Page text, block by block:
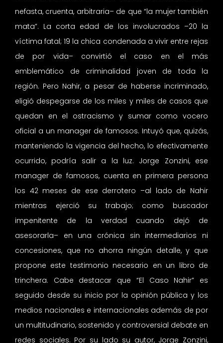
nefasta, cruenta, arbitraria– de que “la mujer también
mata”. La corta edad de los involucrados –20 la
víctima fatal; 19 la chica condenada a vivir entre rejas
de por vida– convirtió el caso en el más
emblemático de criminalidad joven de toda la
región. Pero Nahir, a pesar de haberse incriminado,
eligió despegarse de los miles y miles de casos que
quedan en el ostracismo y sumar como vocero
oficial a un manager de famosos. Intuyó que, quizás,
manteniendo la vigencia del hecho, lo efectivamente
ocurrido, podría salir a la luz. Jorge Zonzini, ese
manager de famosos, cuenta en primera persona
los 42 meses de ese derrotero –al lado de Nahir
mientras ejerció su trabajo; como buscador
impenitente de la verdad cuando dejó de
asesorarla– en una crónica sin intermediarios ni
concesiones, que no ahorra ningún detalle, y que
propone este testimonio necesario en un libro de
trinchera. Cabe destacar que “El Caso Nahir” es
seguido desde su inicio por la opinión pública y los
medios nacionales e internacionales además de por
un multitudinario, sostenido y controversial debate en
redes sociales. Por su lado su autor, Jorge Zonzini,